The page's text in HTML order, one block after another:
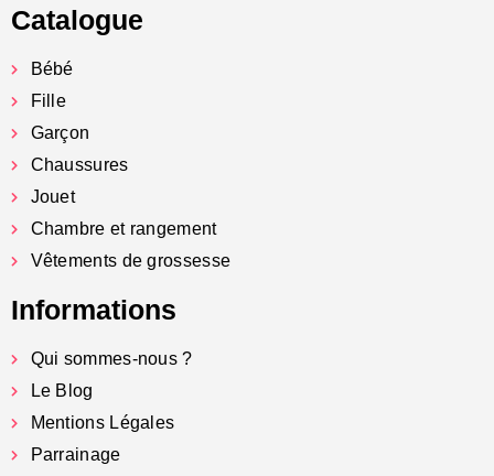
Catalogue
Bébé
Fille
Garçon
Chaussures
Jouet
Chambre et rangement
Vêtements de grossesse
Informations
Qui sommes-nous ?
Le Blog
Mentions Légales
Parrainage